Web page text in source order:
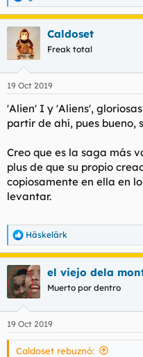
e
a
c
e
:
Caldoset
Freak total
19 Oct 2019
'Alien' I y 'Aliens',
partir de ahí, pues bueno,
Creo que es la saga más
plus de que su propio
copiosamente en ella en
levantar.
R
e
a
c
c
i
e
s
Häskelärk
el viejo dela
Muerto por dentro
19 Oct 2019
Caldoset rebuznó: